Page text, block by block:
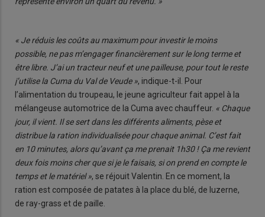
« Je réduis les coûts au maximum pour investir le moins
possible, ne pas m’engager financièrement sur le long terme et
être libre. J’ai un tracteur neuf et une pailleuse, pour tout le reste
j’utilise la Cuma du Val de Veude », indique-t-il. Pour
l’alimentation du troupeau, le jeune agriculteur fait appel à la
mélangeuse automotrice de la Cuma avec chauffeur. « Chaque
jour, il vient. Il se sert dans les différents aliments, pèse et
distribue la ration individualisée pour chaque animal. C’est fait
en 10 minutes, alors qu’avant ça me prenait 1h30 ! Ça me revient
deux fois moins cher que si je le faisais, si on prend en compte le
temps et le matériel », se réjouit Valentin. En ce moment, la
ration est composée de patates à la place du blé, de luzerne,
de ray-grass et de paille.